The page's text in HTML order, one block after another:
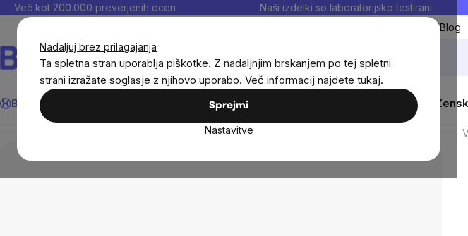
Nadaljuj brez prilagajanja
Ta spletna stran uporablja piškotke. Z nadaljnjim brskanjem po tej spletni
strani izražate soglasje z njihovo uporabo. Več informacij najdete tukaj.
Sprejmi
Nastavitve
Preskoči
Več kot 200.000 preverjenih ocen Naši izdelki so laboratorijsko testirani
Moji priljubljeniBlog
Išči
BrainMax® Prehranska dopolnila in prehrana Moški
Prehranska dopolnila in prehrana Vitamini in multivitamini